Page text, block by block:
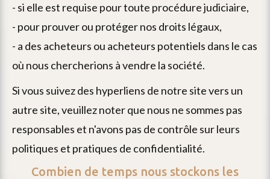
- si elle est requise pour toute procédure judiciaire,
- pour prouver ou protéger nos droits légaux,
- a des acheteurs ou acheteurs potentiels dans le cas
où nous chercherions à vendre la société.
si vous suivez des hyperliens de notre site vers un
autre site, veuillez noter que nous ne sommes pas
responsables et n'avons pas de contrôle sur leurs
politiques et pratiques de confidentialité.
Combien de temps nous stockons les